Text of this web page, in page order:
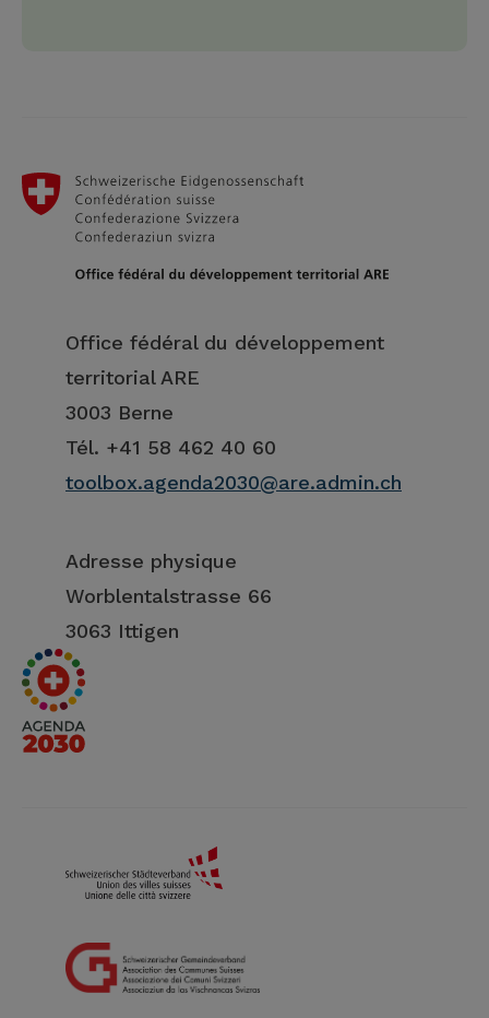
Office fédéral du développement
territorial ARE
3003 Berne
Tél. +41 58 462 40 60
toolbox.agenda2030@are.admin.ch
Adresse physique
Worblentalstrasse 66
3063 Ittigen